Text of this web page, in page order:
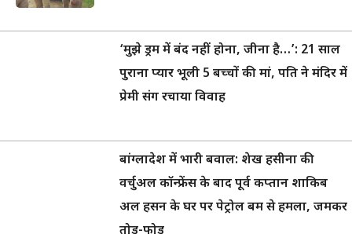
‘मुझे ड्रम में बंद नहीं होना, जीना है…’: 21 साल
पुराना प्यार भूली 5 बच्चों की मां, पति ने मंदिर में
प्रेमी संग रचाया विवाह
बांग्लादेश में भारी बवाल: शेख हसीना की
वर्चुअल कॉन्फ्रेंस के बाद पूर्व कप्तान शाकिब
अल हसन के घर पर पेट्रोल बम से हमला, जमकर